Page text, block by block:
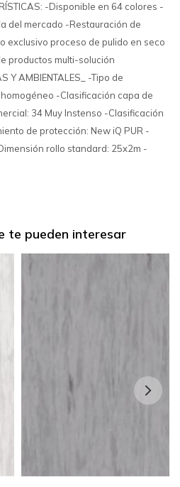
-Disponible en 64 colores -
del mercado -Restauración de
exclusivo proceso de pulido en seco
productos multi-solución
Y AMBIENTALES_ -Tipo de
-Clasificación capa de
34 Muy Instenso -Clasificación
de protección: New iQ PUR -
rollo standard: 25x2m -
te pueden interesar